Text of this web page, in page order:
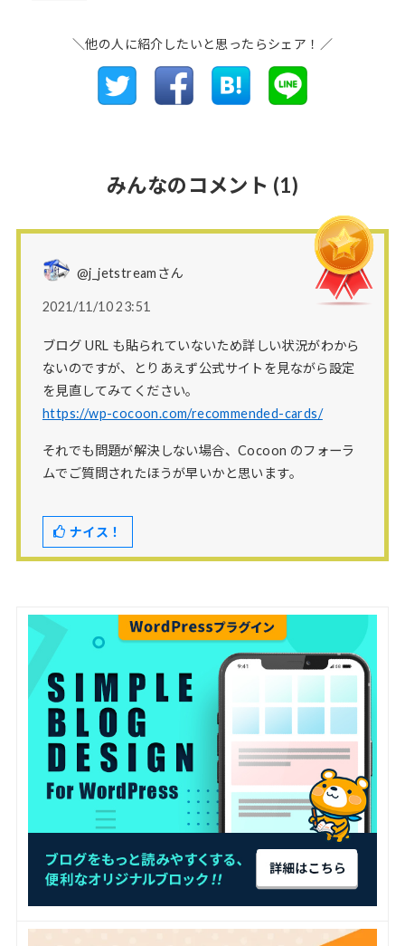
＼他の人に紹介したいと思ったらシェア！／
みんなのコメント (1)
@j_jetstreamさん
2021/11/10 23:51
ブログ URL も貼られていないため詳しい状況がわから
ないのですが、とりあえず公式サイトを見ながら設定
を見直してみてください。
https://wp-cocoon.com/recommended-cards/
それでも問題が解決しない場合、Cocoon のフォーラ
ムでご質問されたほうが早いかと思います。
ナイス！